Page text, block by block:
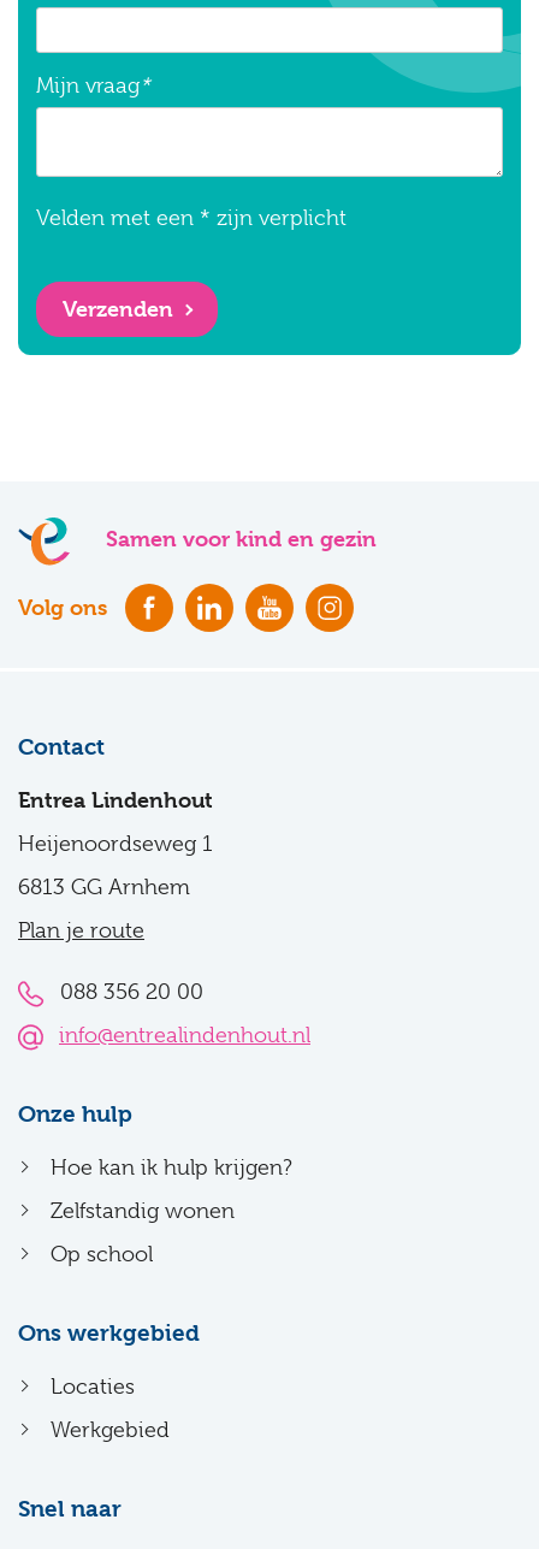
Mijn vraag*
Velden met een * zijn verplicht
Verzenden
Samen voor kind en gezin
Volg ons
Contact
Entrea Lindenhout
Heijenoordseweg 1
6813 GG Arnhem
Plan je route
088 356 20 00
info@entrealindenhout.nl
Onze hulp
Hoe kan ik hulp krijgen?
Zelfstandig wonen
Op school
Ons werkgebied
Locaties
Werkgebied
Snel naar